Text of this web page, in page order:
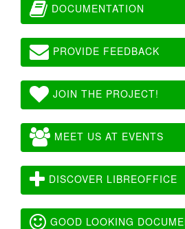
DOCUMENTATION
PROVIDE FEEDBACK
JOIN THE PROJECT!
MEET US AT EVENTS
DISCOVER LIBREOFFICE
GOOD LOOKING